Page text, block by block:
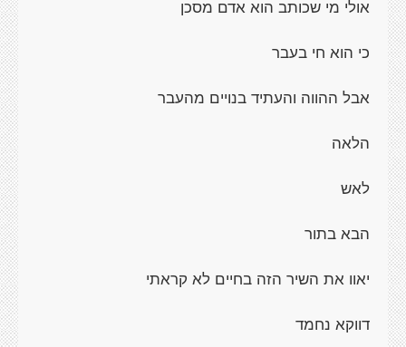
אולי מי שכותב הוא אדם מסכן
כי הוא חי בעבר
אבל ההווה והעתיד בנויים מהעבר
הלאה
לאש
הבא בתור
יאוו את השיר הזה בחיים לא קראתי
דווקא נחמד